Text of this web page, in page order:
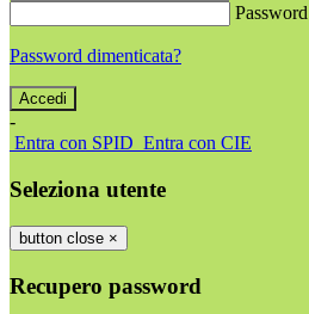
Password
Password dimenticata?
-
Entra con SPID Entra con CIE
Seleziona utente
button close ×
Recupero password